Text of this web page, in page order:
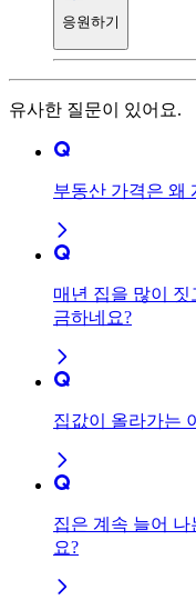
응원하기
유사한 질문이 있어요.
부동산 가격은 왜
매년 집을 많이
금하네요?
집값이 올라가는
집은 계속 늘어
요?